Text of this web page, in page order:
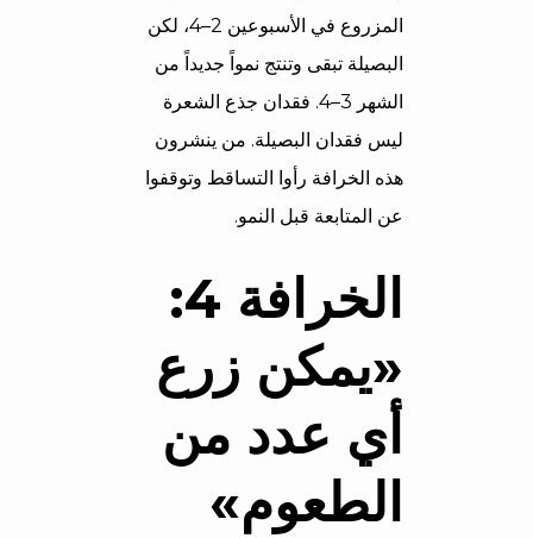
المزروع في الأسبوعين 2–4، لكن
البصيلة تبقى وتنتج نمواً جديداً من
الشهر 3–4. فقدان جذع الشعرة
ليس فقدان البصيلة. من ينشرون
هذه الخرافة رأوا التساقط وتوقفوا
عن المتابعة قبل النمو.
الخرافة 4:
«يمكن زرع
أي عدد من
الطعوم»